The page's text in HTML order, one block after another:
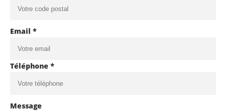
Email *
Téléphone *
Message